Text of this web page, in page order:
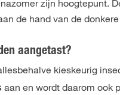
zijn hoogtepunt.
de hand van de
aangetast?
kieskeurig
aan en wordt daarom ook